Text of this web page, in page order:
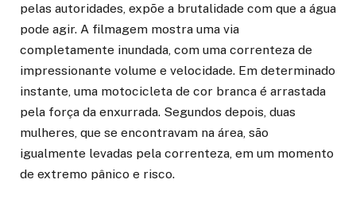
pelas autoridades, expõe a brutalidade com que a água
pode agir. A filmagem mostra uma via
completamente inundada, com uma correnteza de
impressionante volume e velocidade. Em determinado
instante, uma motocicleta de cor branca é arrastada
pela força da enxurrada. Segundos depois, duas
mulheres, que se encontravam na área, são
igualmente levadas pela correnteza, em um momento
de extremo pânico e risco.